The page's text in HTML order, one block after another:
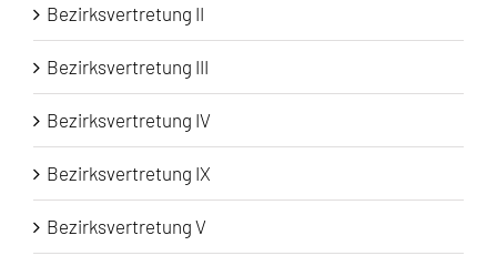
Bezirksvertretung II
Bezirksvertretung III
Bezirksvertretung IV
Bezirksvertretung IX
Bezirksvertretung V